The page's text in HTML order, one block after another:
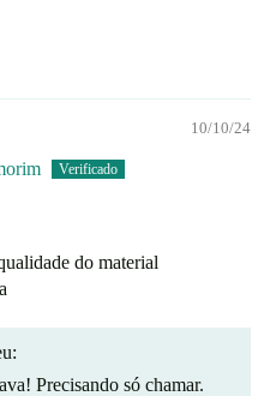
10/10/24
do material
Precisando só chamar.